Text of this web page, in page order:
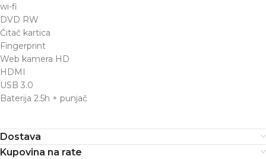
wi-fi
DVD RW
Čitač kartica
Fingerprint
Web kamera HD
HDMI
USB 3.0
Baterija 2.5h + punjač
Dostava
Kupovina na rate